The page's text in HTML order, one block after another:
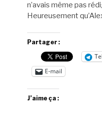
n’avais même pas
Heureusement
Partager :
E-mail
J’aime ça :